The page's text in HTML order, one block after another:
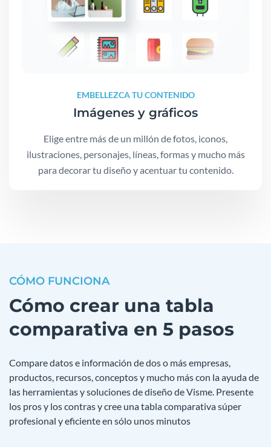
EMBELLEZCA TU CONTENIDO
Imágenes y gráficos
Elige entre más de un millón de fotos, iconos,
ilustraciones, personajes, líneas, formas y mucho más
para decorar tu diseño y acentuar tu contenido.
CÓMO FUNCIONA
Cómo crear una tabla
comparativa en 5 pasos
Compare datos e información de dos o más empresas,
productos, recursos, conceptos y mucho más con la ayuda de
las herramientas y soluciones de diseño de Visme. Presente
los pros y los contras y cree una tabla comparativa súper
profesional y eficiente en sólo unos minutos